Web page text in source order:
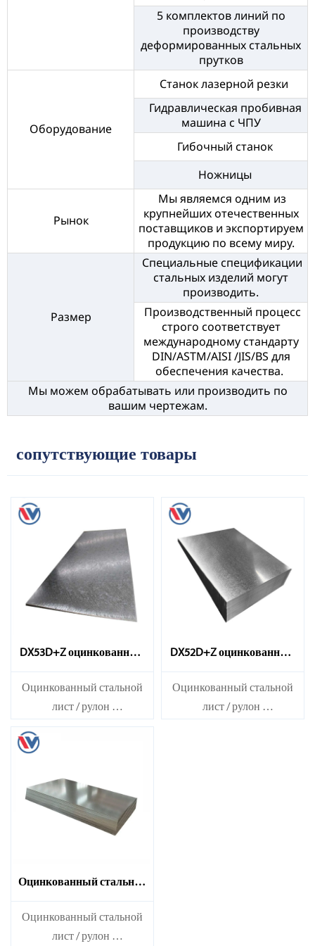
5 комплектов линий по
производству
деформированных стальных
прутков
Оборудование
Станок лазерной резки
Гидравлическая пробивная
машина с ЧПУ
Гибочный станок
Ножницы
Рынок
Мы являемся одним из
крупнейших отечественных
поставщиков и экспортируем
продукцию по всему миру.
Размер
Специальные спецификации
стальных изделий могут
производить.
Производственный процесс
строго соответствует
международному стандарту
DIN/ASTM/AISI /JIS/BS для
обеспечения качества.
Мы можем обрабатывать или производить по
вашим чертежам.
сопутствующие товары
DX53D+Z оцинкованный
стальной лист
Оцинкованный стальной
лист / рулон
толщина：0.15-14 мм
ширина：600-1200 мм
соответствии с
требованиями
DX52D+Z оцинкованный
стальной лист
Оцинкованный стальной
лист / рулон
Оцинкованный стальной
лист DX51D+Z
Оцинкованный стальной
лист / рулон